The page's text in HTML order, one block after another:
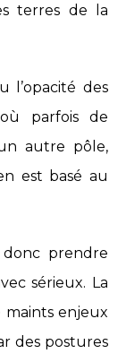
terres de la
l’opacité des
parfois de
autre pôle,
est basé au
donc prendre
sérieux. La
enjeux
des postures